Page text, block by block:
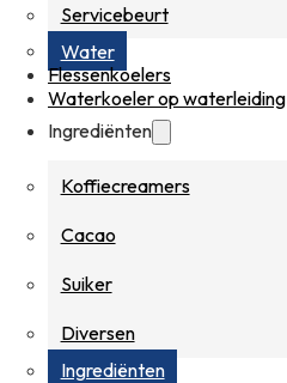
Servicebeurt
Water
Flessenkoelers
Waterkoeler op waterleiding
Ingrediënten
Koffiecreamers
Cacao
Suiker
Diversen
Ingrediënten